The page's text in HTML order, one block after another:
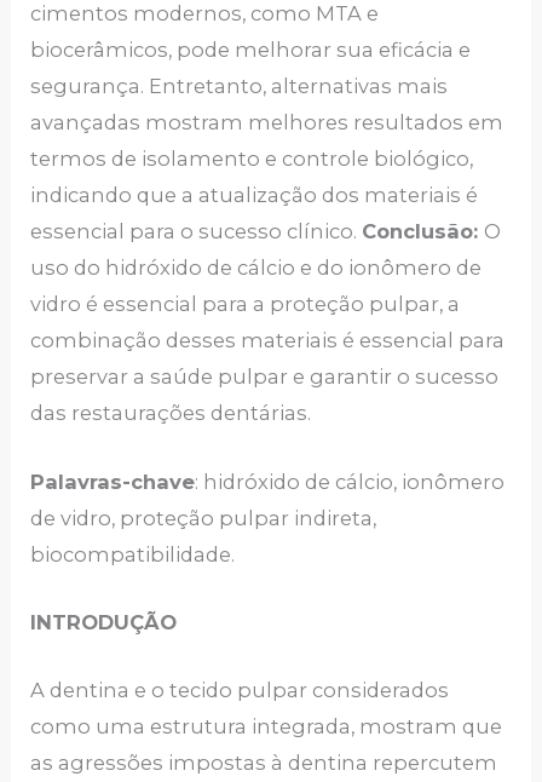
cimentos modernos, como MTA e
biocerâmicos, pode melhorar sua eficácia e
segurança. Entretanto, alternativas mais
avançadas mostram melhores resultados em
termos de isolamento e controle biológico,
indicando que a atualização dos materiais é
essencial para o sucesso clínico. Conclusão: O
uso do hidróxido de cálcio e do ionômero de
vidro é essencial para a proteção pulpar, a
combinação desses materiais é essencial para
preservar a saúde pulpar e garantir o sucesso
das restaurações dentárias.
Palavras-chave: hidróxido de cálcio, ionômero
de vidro, proteção pulpar indireta,
biocompatibilidade.
INTRODUÇÃO
A dentina e o tecido pulpar considerados
como uma estrutura integrada, mostram que
as agressões impostas à dentina repercutem